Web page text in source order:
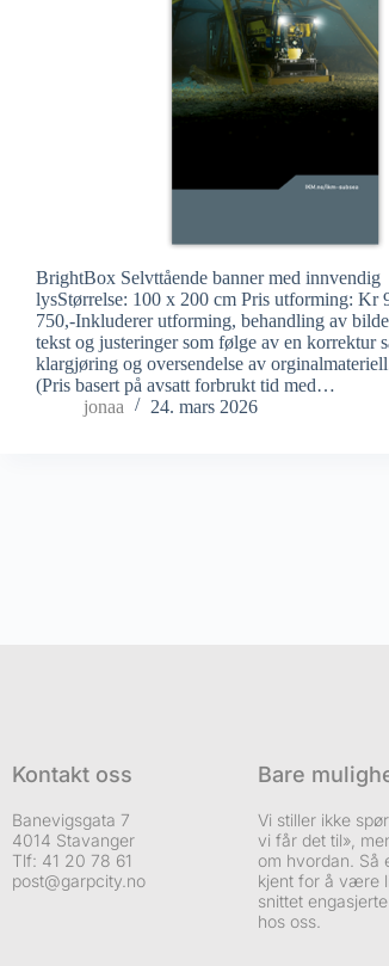
BrightBox Selvttående banner med innvendig
lysStørrelse: 100 x 200 cm Pris utforming: Kr
750,-Inkluderer utforming, behandling av
tekst og justeringer som følge av en korrektur
klargjøring og oversendelse av
(Pris basert på avsatt forbrukt tid med…
jonaa
24. mars 2026
Kontakt oss
Banevigsgata 7
4014 Stavanger
Tlf: 41 20 78 61
post@garpcity.no
Bare
Vi stiller ikke
vi får det til»,
om hvordan. Så
kjent for å være
snittet
hos oss.